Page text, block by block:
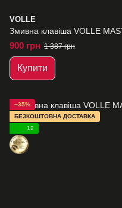
VOLLE
Змивна клавіша VOLLE
900 грн 1 387 грн
Купити
−35%
БЕЗКОШТОВНА ДОСТАВКА
12